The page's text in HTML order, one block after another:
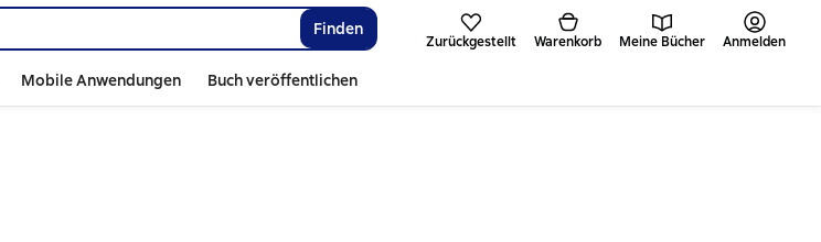
Finden
Zurückgestellt Warenkorb Meine Bücher Anmelden
Mobile Anwendungen Buch veröffentlichen